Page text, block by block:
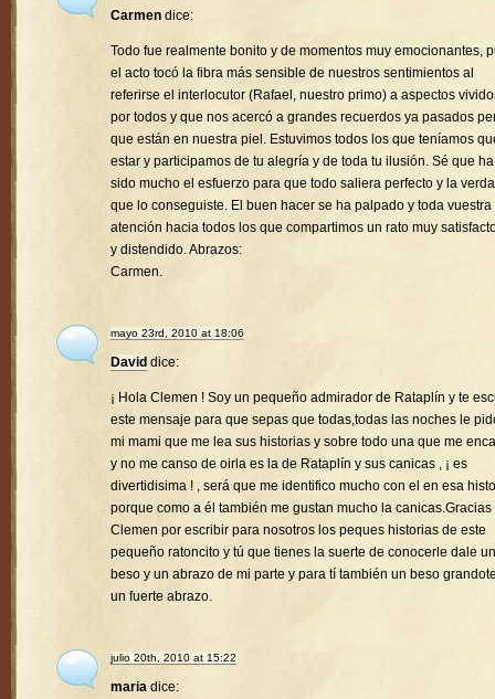
Carmen dice:
Todo fue realmente bonito y de momentos muy emocionantes,
el acto tocó la fibra más sensible de nuestros sentimientos al
referirse el interlocutor (Rafael, nuestro primo) a aspectos
por todos y que nos acercó a grandes recuerdos ya pasados
que están en nuestra piel. Estuvimos todos los que teníamos
estar y participamos de tu alegría y de toda tu ilusión. Sé que ha
sido mucho el esfuerzo para que todo saliera perfecto y la
que lo conseguiste. El buen hacer se ha palpado y toda vuestra
atención hacia todos los que compartimos un rato muy
y distendido. Abrazos:
Carmen.
mayo 23rd, 2010 at 18:06
David dice:
¡ Hola Clemen ! Soy un pequeño admirador de Rataplín y te
este mensaje para que sepas que todas,todas las noches le
mi mami que me lea sus historias y sobre todo una que me
y no me canso de oirla es la de Rataplín y sus canicas , ¡ es
divertidisima ! , será que me identifico mucho con el en esa
porque como a él también me gustan mucho la canicas.Gracias
Clemen por escribir para nosotros los peques historias de este
pequeño ratoncito y tú que tienes la suerte de conocerle dale un
beso y un abrazo de mi parte y para tí también un beso
un fuerte abrazo.
julio 20th, 2010 at 15:22
maria dice: